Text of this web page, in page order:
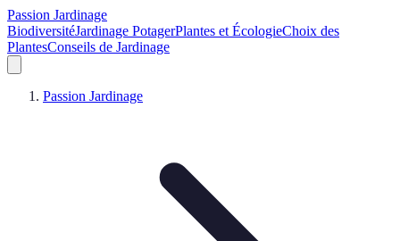
Passion Jardinage
BiodiversitéJardinage PotagerPlantes et ÉcologieChoix des
PlantesConseils de Jardinage
Passion Jardinage